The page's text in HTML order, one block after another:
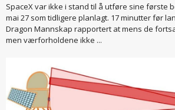
SpaceX var ikke i stand til å utføre sine første
mai 27 som tidligere planlagt. 17 minutter før
Dragon Mannskap rapportert at mens de
men værforholdene ikke ...